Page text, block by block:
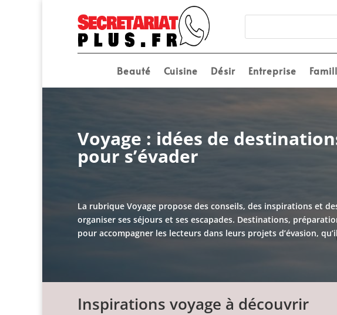
Beauté Cuisine Désir Entreprise
Voyage : idées de
pour s’évader
La rubrique Voyage propose des conseils, des inspirations et
organiser ses séjours et ses escapades. Destinations,
pour accompagner les lecteurs dans leurs projets d’évasion,
Inspirations voyage à découvrir